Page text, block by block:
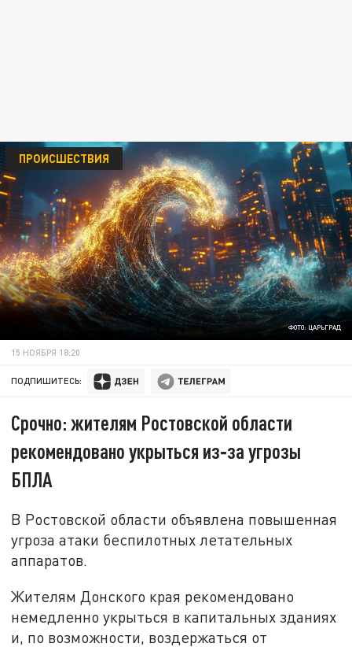
ФОТО: ЦАРЬГРАД
ПРОИСШЕСТВИЯ
15 НОЯБРЯ 18:20
ПОДПИШИТЕСЬ:
Срочно: жителям Ростовской области
рекомендовано укрыться из‑за угрозы
БПЛА
В Ростовской области объявлена повышенная
угроза атаки беспилотных летательных
аппаратов.
Жителям Донского края рекомендовано
немедленно укрыться в капитальных зданиях
и, по возможности, воздержаться от